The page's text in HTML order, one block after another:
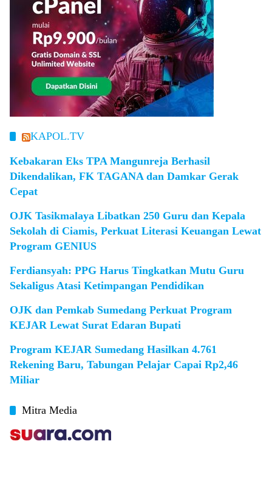
KAPOL.TV
Kebakaran Eks TPA Mangunreja Berhasil
Dikendalikan, FK TAGANA dan Damkar Gerak
Cepat
OJK Tasikmalaya Libatkan 250 Guru dan Kepala
Sekolah di Ciamis, Perkuat Literasi Keuangan Lewat
Program GENIUS
Ferdiansyah: PPG Harus Tingkatkan Mutu Guru
Sekaligus Atasi Ketimpangan Pendidikan
OJK dan Pemkab Sumedang Perkuat Program
KEJAR Lewat Surat Edaran Bupati
Program KEJAR Sumedang Hasilkan 4.761
Rekening Baru, Tabungan Pelajar Capai Rp2,46
Miliar
Mitra Media